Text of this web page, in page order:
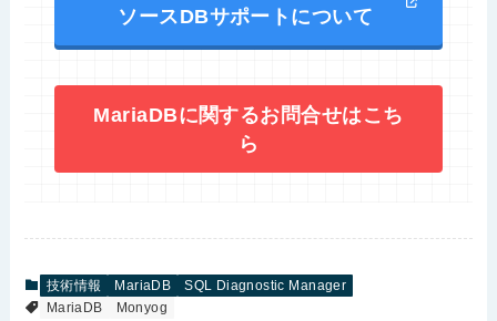
ソースDBサポートについて
MariaDBに関するお問合せはこち
ら
技術情報 MariaDB
SQL Diagnostic Manager
MariaDB
Monyog